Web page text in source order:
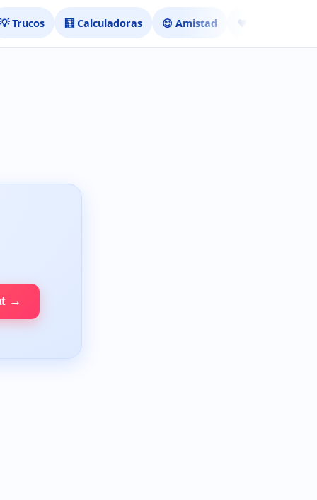
💡 Trucos 🧮 Calculadoras 😊 Amistad ❤️ Ligar
→